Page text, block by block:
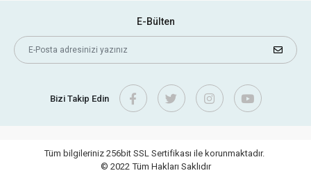
E-Bülten
Bizi Takip Edin
Tüm bilgileriniz 256bit SSL Sertifikası ile korunmaktadır.
© 2022 Tüm Hakları Saklıdır